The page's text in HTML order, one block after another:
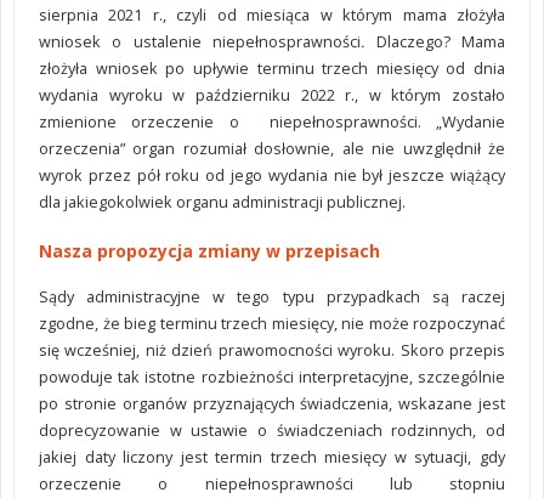
sierpnia 2021 r., czyli od miesiąca w którym mama złożyła
wniosek o ustalenie niepełnosprawności. Dlaczego? Mama
złożyła wniosek po upływie terminu trzech miesięcy od dnia
wydania wyroku w październiku 2022 r., w którym zostało
zmienione orzeczenie o niepełnosprawności. „Wydanie
orzeczenia” organ rozumiał dosłownie, ale nie uwzględnił że
wyrok przez pół roku od jego wydania nie był jeszcze wiążący
dla jakiegokolwiek organu administracji publicznej.
Nasza propozycja zmiany w przepisach
Sądy administracyjne w tego typu przypadkach są raczej
zgodne, że bieg terminu trzech miesięcy, nie może rozpoczynać
się wcześniej, niż dzień prawomocności wyroku. Skoro przepis
powoduje tak istotne rozbieżności interpretacyjne, szczególnie
po stronie organów przyznających świadczenia, wskazane jest
doprecyzowanie w ustawie o świadczeniach rodzinnych, od
jakiej daty liczony jest termin trzech miesięcy w sytuacji, gdy
orzeczenie o niepełnosprawności lub stopniu